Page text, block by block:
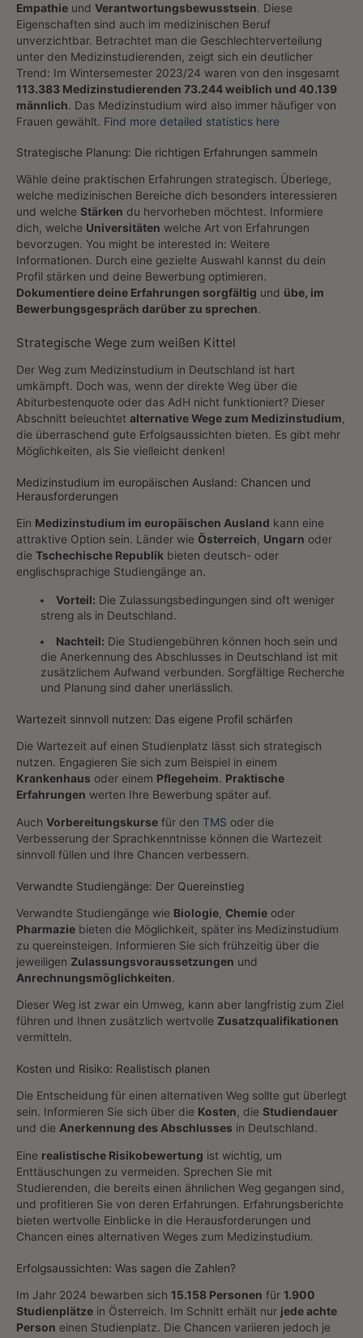
Empathie und Verantwortungsbewusstsein. Diese
Eigenschaften sind auch im medizinischen Beruf
unverzichtbar. Betrachtet man die Geschlechterverteilung
unter den Medizinstudierenden, zeigt sich ein deutlicher
Trend: Im Wintersemester 2023/24 waren von den insgesamt
113.383 Medizinstudierenden 73.244 weiblich und 40.139
männlich. Das Medizinstudium wird also immer häufiger von
Frauen gewählt. Find more detailed statistics here
Strategische Planung: Die richtigen Erfahrungen sammeln
Wähle deine praktischen Erfahrungen strategisch. Überlege,
welche medizinischen Bereiche dich besonders interessieren
und welche Stärken du hervorheben möchtest. Informiere
dich, welche Universitäten welche Art von Erfahrungen
bevorzugen. You might be interested in: Weitere
Informationen. Durch eine gezielte Auswahl kannst du dein
Profil stärken und deine Bewerbung optimieren.
Dokumentiere deine Erfahrungen sorgfältig und übe, im
Bewerbungsgespräch darüber zu sprechen.
Strategische Wege zum weißen Kittel
Der Weg zum Medizinstudium in Deutschland ist hart
umkämpft. Doch was, wenn der direkte Weg über die
Abiturbestenquote oder das AdH nicht funktioniert? Dieser
Abschnitt beleuchtet alternative Wege zum Medizinstudium,
die überraschend gute Erfolgsaussichten bieten. Es gibt mehr
Möglichkeiten, als Sie vielleicht denken!
Medizinstudium im europäischen Ausland: Chancen und
Herausforderungen
Ein Medizinstudium im europäischen Ausland kann eine
attraktive Option sein. Länder wie Österreich, Ungarn oder
die Tschechische Republik bieten deutsch- oder
englischsprachige Studiengänge an.
Vorteil: Die Zulassungsbedingungen sind oft weniger
streng als in Deutschland.
Nachteil: Die Studiengebühren können hoch sein und
die Anerkennung des Abschlusses in Deutschland ist mit
zusätzlichem Aufwand verbunden. Sorgfältige Recherche
und Planung sind daher unerlässlich.
Wartezeit sinnvoll nutzen: Das eigene Profil schärfen
Die Wartezeit auf einen Studienplatz lässt sich strategisch
nutzen. Engagieren Sie sich zum Beispiel in einem
Krankenhaus oder einem Pflegeheim. Praktische
Erfahrungen werten Ihre Bewerbung später auf.
Auch Vorbereitungskurse für den TMS oder die
Verbesserung der Sprachkenntnisse können die Wartezeit
sinnvoll füllen und Ihre Chancen verbessern.
Verwandte Studiengänge: Der Quereinstieg
Verwandte Studiengänge wie Biologie, Chemie oder
Pharmazie bieten die Möglichkeit, später ins Medizinstudium
zu quereinsteigen. Informieren Sie sich frühzeitig über die
jeweiligen Zulassungsvoraussetzungen und
Anrechnungsmöglichkeiten.
Dieser Weg ist zwar ein Umweg, kann aber langfristig zum Ziel
führen und Ihnen zusätzlich wertvolle Zusatzqualifikationen
vermitteln.
Kosten und Risiko: Realistisch planen
Die Entscheidung für einen alternativen Weg sollte gut überlegt
sein. Informieren Sie sich über die Kosten, die Studiendauer
und die Anerkennung des Abschlusses in Deutschland.
Eine realistische Risikobewertung ist wichtig, um
Enttäuschungen zu vermeiden. Sprechen Sie mit
Studierenden, die bereits einen ähnlichen Weg gegangen sind,
und profitieren Sie von deren Erfahrungen. Erfahrungsberichte
bieten wertvolle Einblicke in die Herausforderungen und
Chancen eines alternativen Weges zum Medizinstudium.
Erfolgsaussichten: Was sagen die Zahlen?
Im Jahr 2024 bewarben sich 15.158 Personen für 1.900
Studienplätze in Österreich. Im Schnitt erhält nur jede achte
Person einen Studienplatz. Die Chancen variieren jedoch je